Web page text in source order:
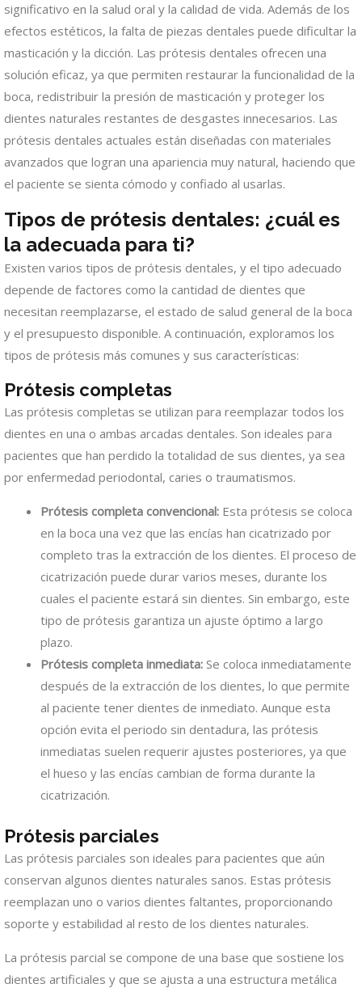
significativo en la salud oral y la calidad de vida. Además de los
efectos estéticos, la falta de piezas dentales puede dificultar la
masticación y la dicción. Las prótesis dentales ofrecen una
solución eficaz, ya que permiten restaurar la funcionalidad de la
boca, redistribuir la presión de masticación y proteger los
dientes naturales restantes de desgastes innecesarios. Las
prótesis dentales actuales están diseñadas con materiales
avanzados que logran una apariencia muy natural, haciendo que
el paciente se sienta cómodo y confiado al usarlas.
Tipos de prótesis dentales: ¿cuál es
la adecuada para ti?
Existen varios tipos de prótesis dentales, y el tipo adecuado
depende de factores como la cantidad de dientes que
necesitan reemplazarse, el estado de salud general de la boca
y el presupuesto disponible. A continuación, exploramos los
tipos de prótesis más comunes y sus características:
Prótesis completas
Las prótesis completas se utilizan para reemplazar todos los
dientes en una o ambas arcadas dentales. Son ideales para
pacientes que han perdido la totalidad de sus dientes, ya sea
por enfermedad periodontal, caries o traumatismos.
Prótesis completa convencional: Esta prótesis se coloca
en la boca una vez que las encías han cicatrizado por
completo tras la extracción de los dientes. El proceso de
cicatrización puede durar varios meses, durante los
cuales el paciente estará sin dientes. Sin embargo, este
tipo de prótesis garantiza un ajuste óptimo a largo
plazo.
Prótesis completa inmediata: Se coloca inmediatamente
después de la extracción de los dientes, lo que permite
al paciente tener dientes de inmediato. Aunque esta
opción evita el periodo sin dentadura, las prótesis
inmediatas suelen requerir ajustes posteriores, ya que
el hueso y las encías cambian de forma durante la
cicatrización.
Prótesis parciales
Las prótesis parciales son ideales para pacientes que aún
conservan algunos dientes naturales sanos. Estas prótesis
reemplazan uno o varios dientes faltantes, proporcionando
soporte y estabilidad al resto de los dientes naturales.
La prótesis parcial se compone de una base que sostiene los
dientes artificiales y que se ajusta a una estructura metálica